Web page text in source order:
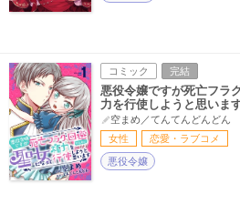
コミック 完結
悪役令嬢ですが死亡フラ
力を行使しようと思いま
空まめ／てんてんどんどん
女性
恋愛・ラブコメ
悪役令嬢